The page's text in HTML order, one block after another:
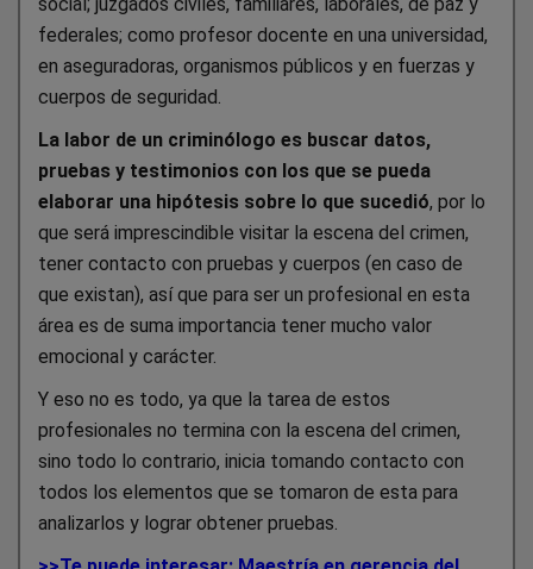
federales; como profesor docente en una universidad,
en aseguradoras, organismos públicos y en fuerzas y
cuerpos de seguridad.
La labor de un criminólogo es buscar datos,
pruebas y testimonios con los que se pueda
elaborar una hipótesis sobre lo que sucedió, por lo
que será imprescindible visitar la escena del crimen,
tener contacto con pruebas y cuerpos (en caso de
que existan), así que para ser un profesional en esta
área es de suma importancia tener mucho valor
emocional y carácter.
Y eso no es todo, ya que la tarea de estos
profesionales no termina con la escena del crimen,
sino todo lo contrario, inicia tomando contacto con
todos los elementos que se tomaron de esta para
analizarlos y lograr obtener pruebas.